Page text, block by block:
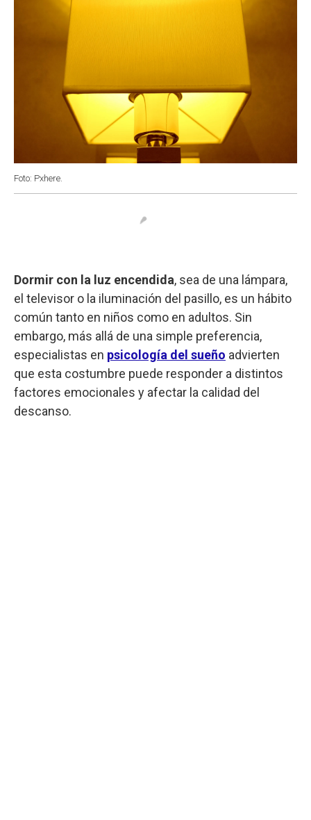
Foto: Pxhere.
Dormir con la luz encendida, sea de una lámpara,
el televisor o la iluminación del pasillo, es un hábito
común tanto en niños como en adultos. Sin
embargo, más allá de una simple preferencia,
especialistas en psicología del sueño advierten
que esta costumbre puede responder a distintos
factores emocionales y afectar la calidad del
descanso.